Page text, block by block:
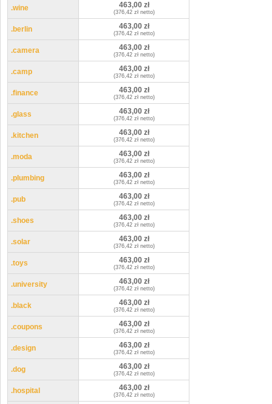
.wine 463,00 zł
(376,42 zł netto)
.berlin 463,00 zł
(376,42 zł netto)
.camera 463,00 zł
(376,42 zł netto)
.camp 463,00 zł
(376,42 zł netto)
.finance 463,00 zł
(376,42 zł netto)
.glass 463,00 zł
(376,42 zł netto)
.kitchen 463,00 zł
(376,42 zł netto)
.moda 463,00 zł
(376,42 zł netto)
.plumbing 463,00 zł
(376,42 zł netto)
.pub 463,00 zł
(376,42 zł netto)
.shoes 463,00 zł
(376,42 zł netto)
.solar 463,00 zł
(376,42 zł netto)
.toys 463,00 zł
(376,42 zł netto)
.university 463,00 zł
(376,42 zł netto)
.black 463,00 zł
(376,42 zł netto)
.coupons 463,00 zł
(376,42 zł netto)
.design 463,00 zł
(376,42 zł netto)
.dog 463,00 zł
(376,42 zł netto)
.hospital 463,00 zł
(376,42 zł netto)